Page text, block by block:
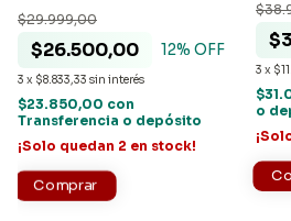
$26.500,00
$29.999,00
12% OFF
3 x $8.833,33 sin interés
$23.850,00 con
Transferencia o depósito
¡Solo quedan 2 en stock!
3 x
o